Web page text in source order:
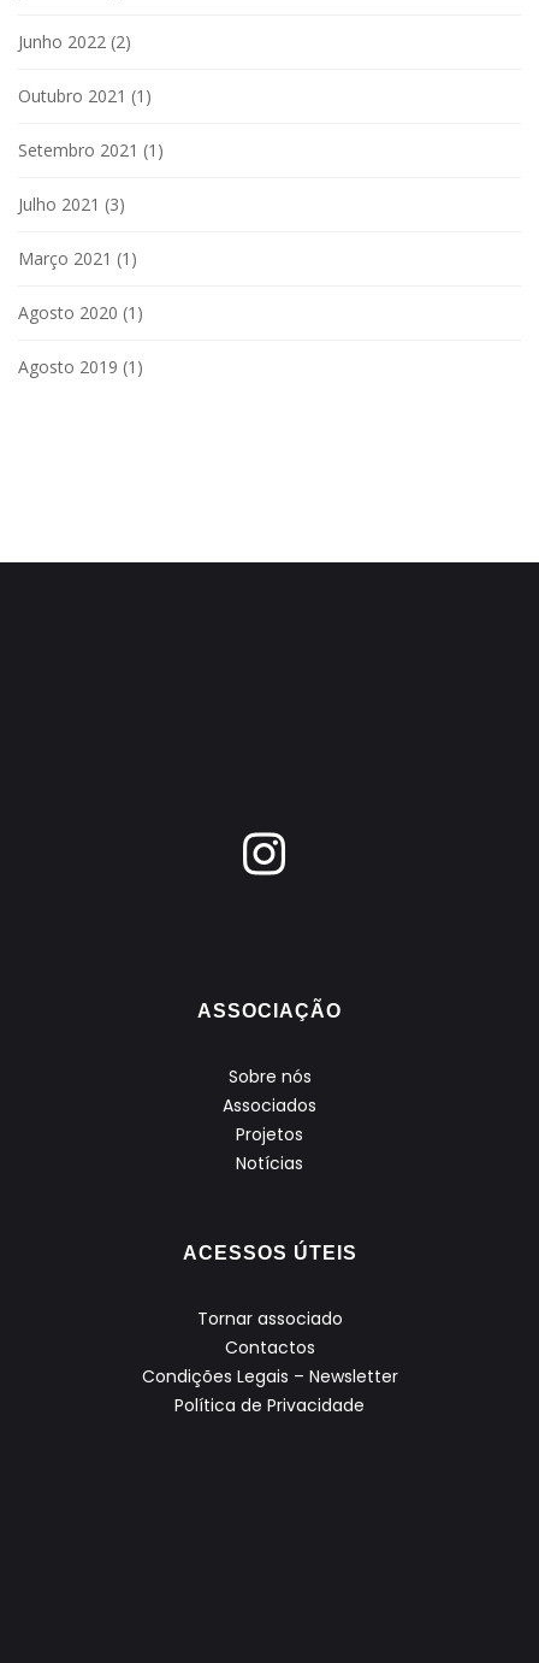
Junho 2022 (2)
Outubro 2021 (1)
Setembro 2021 (1)
Julho 2021 (3)
Março 2021 (1)
Agosto 2020 (1)
Agosto 2019 (1)
ASSOCIAÇÃO
Sobre nós
Associados
Projetos
Notícias
ACESSOS ÚTEIS
Tornar associado
Contactos
Condições Legais – Newsletter
Política de Privacidade